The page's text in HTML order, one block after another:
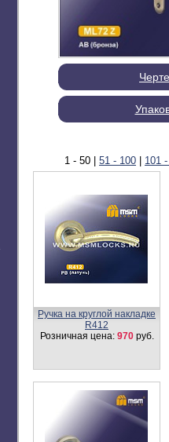
1 - 50 51 - 100 101
Ручка на круглой накладке
R412
Розничная цена: 970руб.